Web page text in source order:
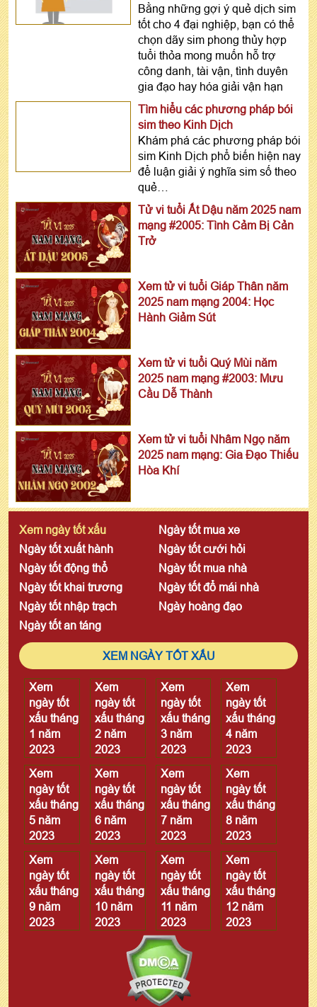
Bằng những gợi ý quẻ dịch sim
tốt cho 4 đại nghiệp, bạn có thể
chọn dãy sim phong thủy hợp
tuổi thỏa mong muốn hỗ trợ
công danh, tài vận, tình duyên
gia đạo hay hóa giải vận hạn
Tìm hiểu các phương pháp bói
sim theo Kinh Dịch
Khám phá các phương pháp bói
sim Kinh Dịch phổ biến hiện nay
để luận giải ý nghĩa sim số theo
quẻ…
Tử vi tuổi Ất Dậu năm 2025 nam
mạng #2005: Tình Cảm Bị Cản
Trở
Xem tử vi tuổi Giáp Thân năm
2025 nam mạng 2004: Học
Hành Giảm Sút
Xem tử vi tuổi Quý Mùi năm
2025 nam mạng #2003: Mưu
Cầu Dễ Thành
Xem tử vi tuổi Nhâm Ngọ năm
2025 nam mạng: Gia Đạo Thiếu
Hòa Khí
Xem ngày tốt xấu
Ngày tốt mua xe
Ngày tốt xuất hành
Ngày tốt cưới hỏi
Ngày tốt động thổ
Ngày tốt mua nhà
Ngày tốt khai trương
Ngày tốt đổ mái nhà
Ngày tốt nhập trạch
Ngày hoàng đạo
Ngày tốt an táng
XEM NGÀY TỐT XẤU
Xem
ngày tốt
xấu tháng
1 năm
2023
Xem
ngày tốt
xấu tháng
2 năm
2023
Xem
ngày tốt
xấu tháng
3 năm
2023
Xem
ngày tốt
xấu tháng
4 năm
2023
Xem
ngày tốt
xấu tháng
5 năm
2023
Xem
ngày tốt
xấu tháng
6 năm
2023
Xem
ngày tốt
xấu tháng
7 năm
2023
Xem
ngày tốt
xấu tháng
8 năm
2023
Xem
ngày tốt
xấu tháng
9 năm
2023
Xem
ngày tốt
xấu tháng
10 năm
2023
Xem
ngày tốt
xấu tháng
11 năm
2023
Xem
ngày tốt
xấu tháng
12 năm
2023